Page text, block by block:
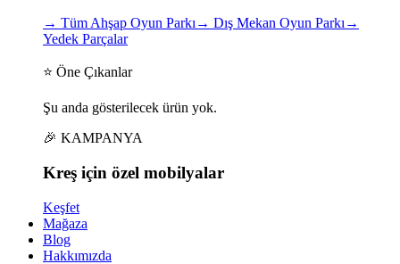
→ Tüm Ahşap Oyun Parkı → Dış Mekan Oyun Parkı →
Yedek Parçalar
⭐ Öne Çıkanlar
Şu anda gösterilecek ürün yok.
🎉 KAMPANYA
Kreş için özel mobilyalar
Keşfet
Mağaza
Blog
Hakkımızda